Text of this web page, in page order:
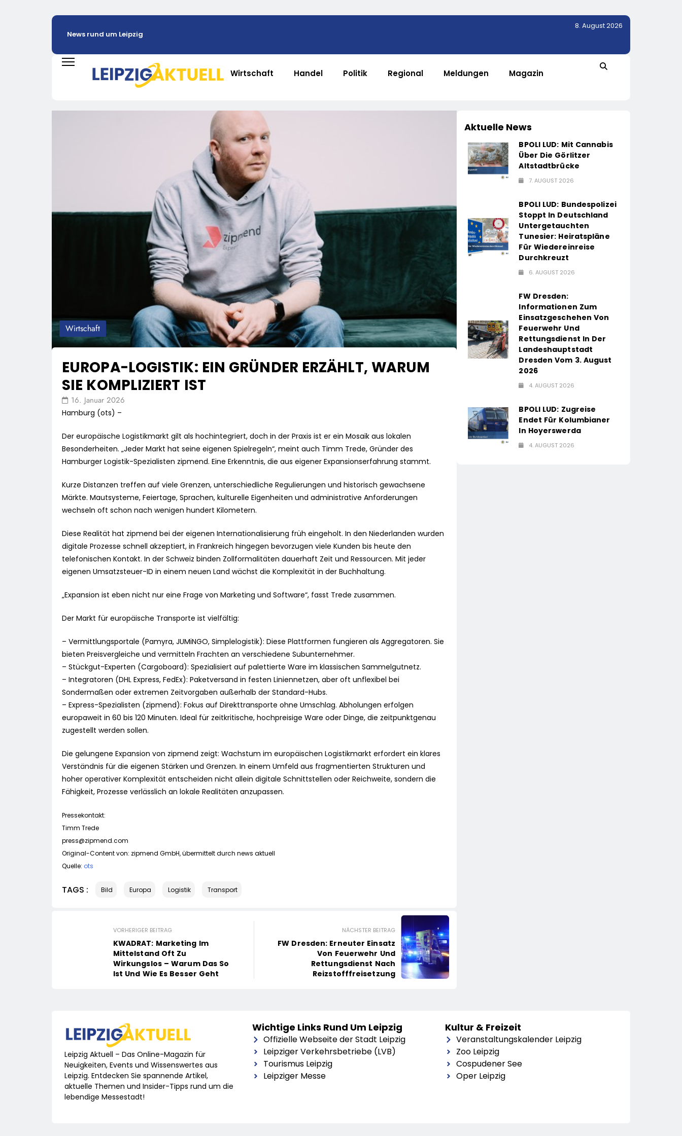
News rund um Leipzig
8. August 2026
Wirtschaft Handel Politik Regional Meldungen Magazin
Wirtschaft
EUROPA-LOGISTIK: EIN GRÜNDER ERZÄHLT, WARUM
SIE KOMPLIZIERT IST
16. Januar 2026
Hamburg (ots) –
Der europäische Logistikmarkt gilt als hochintegriert, doch in der Praxis ist er ein Mosaik aus lokalen
Besonderheiten. „Jeder Markt hat seine eigenen Spielregeln“, meint auch Timm Trede, Gründer des
Hamburger Logistik-Spezialisten zipmend. Eine Erkenntnis, die aus eigener Expansionserfahrung stammt.
Kurze Distanzen treffen auf viele Grenzen, unterschiedliche Regulierungen und historisch gewachsene
Märkte. Mautsysteme, Feiertage, Sprachen, kulturelle Eigenheiten und administrative Anforderungen
wechseln oft schon nach wenigen hundert Kilometern.
Diese Realität hat zipmend bei der eigenen Internationalisierung früh eingeholt. In den Niederlanden wurden
digitale Prozesse schnell akzeptiert, in Frankreich hingegen bevorzugen viele Kunden bis heute den
telefonischen Kontakt. In der Schweiz binden Zollformalitäten dauerhaft Zeit und Ressourcen. Mit jeder
eigenen Umsatzsteuer-ID in einem neuen Land wächst die Komplexität in der Buchhaltung.
„Expansion ist eben nicht nur eine Frage von Marketing und Software“, fasst Trede zusammen.
Der Markt für europäische Transporte ist vielfältig:
– Vermittlungsportale (Pamyra, JUMiNGO, Simplelogistik): Diese Plattformen fungieren als Aggregatoren. Sie
bieten Preisvergleiche und vermitteln Frachten an verschiedene Subunternehmer.
– Stückgut-Experten (Cargoboard): Spezialisiert auf palettierte Ware im klassischen Sammelgutnetz.
– Integratoren (DHL Express, FedEx): Paketversand in festen Liniennetzen, aber oft unflexibel bei
Sondermaßen oder extremen Zeitvorgaben außerhalb der Standard-Hubs.
– Express-Spezialisten (zipmend): Fokus auf Direkttransporte ohne Umschlag. Abholungen erfolgen
europaweit in 60 bis 120 Minuten. Ideal für zeitkritische, hochpreisige Ware oder Dinge, die zeitpunktgenau
zugestellt werden sollen.
Die gelungene Expansion von zipmend zeigt: Wachstum im europäischen Logistikmarkt erfordert ein klares
Verständnis für die eigenen Stärken und Grenzen. In einem Umfeld aus fragmentierten Strukturen und
hoher operativer Komplexität entscheiden nicht allein digitale Schnittstellen oder Reichweite, sondern die
Fähigkeit, Prozesse verlässlich an lokale Realitäten anzupassen.
Pressekontakt:
Timm Trede
press@zipmend.com
Original-Content von: zipmend GmbH, übermittelt durch news aktuell
Quelle: ots
TAGS : Bild Europa Logistik Transport
VORHERIGER BEITRAG
KWADRAT: Marketing Im
Mittelstand Oft Zu
Wirkungslos – Warum Das So
Ist Und Wie Es Besser Geht
NÄCHSTER BEITRAG
FW Dresden: Erneuter Einsatz
Von Feuerwehr Und
Rettungsdienst Nach
Reizstofffreisetzung
Aktuelle News
BPOLI LUD: Mit Cannabis
Über Die Görlitzer
Altstadtbrücke
7. AUGUST 2026
BPOLI LUD: Bundespolizei
Stoppt In Deutschland
Untergetauchten
Tunesier: Heiratspläne
Für Wiedereinreise
Durchkreuzt
6. AUGUST 2026
FW Dresden:
Informationen Zum
Einsatzgeschehen Von
Feuerwehr Und
Rettungsdienst In Der
Landeshauptstadt
Dresden Vom 3. August
2026
4. AUGUST 2026
BPOLI LUD: Zugreise
Endet Für Kolumbianer
In Hoyerswerda
4. AUGUST 2026
Leipzig Aktuell – Das Online-Magazin für
Neuigkeiten, Events und Wissenswertes aus
Leipzig. Entdecken Sie spannende Artikel,
aktuelle Themen und Insider-Tipps rund um die
lebendige Messestadt!
Wichtige Links Rund Um Leipzig
Offizielle Webseite der Stadt Leipzig
Leipziger Verkehrsbetriebe (LVB)
Tourismus Leipzig
Leipziger Messe
Kultur & Freizeit
Veranstaltungskalender Leipzig
Zoo Leipzig
Cospudener See
Oper Leipzig